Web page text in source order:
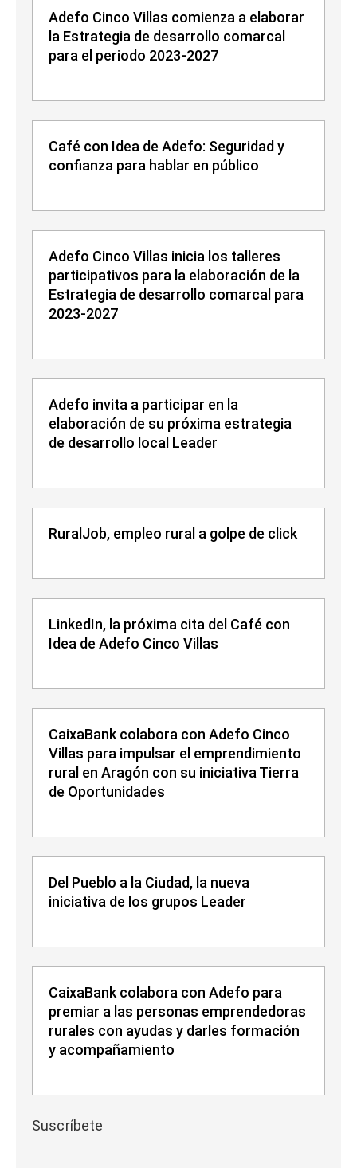
Adefo Cinco Villas comienza a elaborar
la Estrategia de desarrollo comarcal
para el periodo 2023-2027
Café con Idea de Adefo: Seguridad y
confianza para hablar en público
Adefo Cinco Villas inicia los talleres
participativos para la elaboración de la
Estrategia de desarrollo comarcal para
2023-2027
Adefo invita a participar en la
elaboración de su próxima estrategia
de desarrollo local Leader
RuralJob, empleo rural a golpe de click
LinkedIn, la próxima cita del Café con
Idea de Adefo Cinco Villas
CaixaBank colabora con Adefo Cinco
Villas para impulsar el emprendimiento
rural en Aragón con su iniciativa Tierra
de Oportunidades
Del Pueblo a la Ciudad, la nueva
iniciativa de los grupos Leader
CaixaBank colabora con Adefo para
premiar a las personas emprendedoras
rurales con ayudas y darles formación
y acompañamiento
Suscríbete